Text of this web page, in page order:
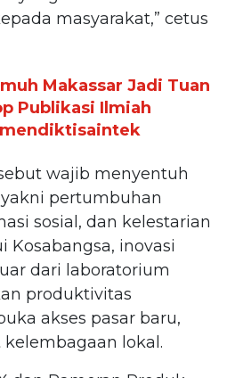
masyarakat,” cetus
Makassar Jadi Tuan
Publikasi Ilmiah
wajib menyentuh
pertumbuhan
sosial, dan kelestarian
Kosabangsa, inovasi
dari laboratorium
produktivitas
akses pasar baru,
lokal.